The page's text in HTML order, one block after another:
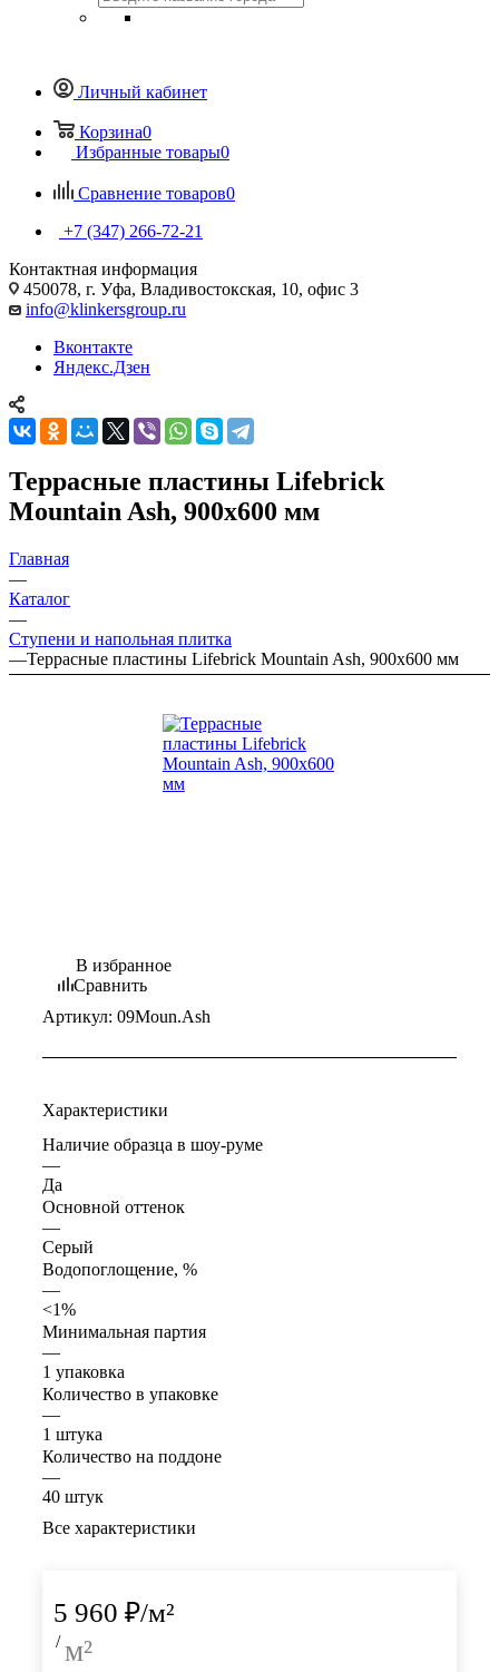
Личный кабинет
Корзина0
Избранные товары0
Сравнение товаров0
+7 (347) 266-72-21
Контактная информация
450078, г. Уфа, Владивостокская, 10, офис 3
info@klinkersgroup.ru
Вконтакте
Яндекс.Дзен
Террасные пластины Lifebrick
Mountain Ash, 900x600 мм
Главная
—
Каталог
—
Ступени и напольная плитка
—Террасные пластины Lifebrick Mountain Ash, 900x600 мм
В избранное
Сравнить
Артикул: 09Moun.Ash
Характеристики
Наличие образца в шоу-руме
—
Да
Основной оттенок
—
Серый
Водопоглощение, %
—
<1%
Минимальная партия
—
1 упаковка
Количество в упаковке
—
1 штука
Количество на поддоне
—
40 штук
Все характеристики
5 960 ₽/м²
/ м²